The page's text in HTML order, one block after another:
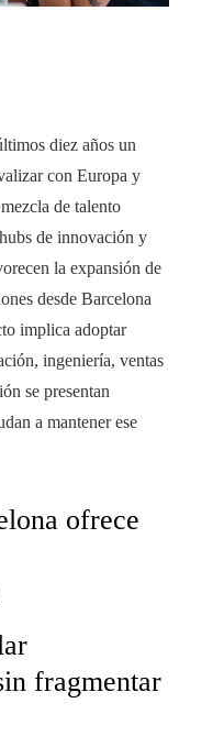
diez años un
con Europa y
de talento
de innovación y
la expansión de
desde Barcelona
implica adoptar
ingeniería, ventas
se presentan
a mantener ese
ofrece
fragmentar